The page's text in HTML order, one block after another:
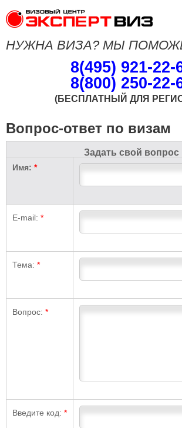
НУЖНА ВИЗА? МЫ
8(495) 921-22-
8(800) 250-22-
(БЕСПЛАТНЫЙ ДЛЯ
Вопрос-ответ по визам
Задать свой вопрос
Имя: *
E-mail: *
Тема: *
Вопрос: *
Введите код: *